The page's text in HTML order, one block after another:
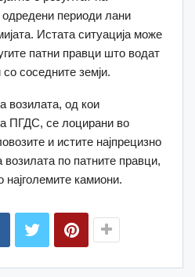
одредени периоди лани
Истата ситуација може
патни правци што водат
соседните земји.
возилата, од кои
ПГДС, се лоцирани во
и истите најпрецизно
по патните правци,
најголемите камиони.